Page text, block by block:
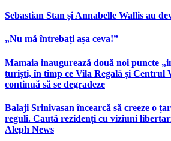
Sebastian Stan și Annabelle Wallis au
„Nu mă întrebați așa ceva!”
Mamaia inaugurează două noi puncte
turiști, în timp ce Vila Regală și Centrul
continuă să se degradeze
Balaji Srinivasan încearcă să creeze o
reguli. Caută rezidenți cu viziuni
Aleph News